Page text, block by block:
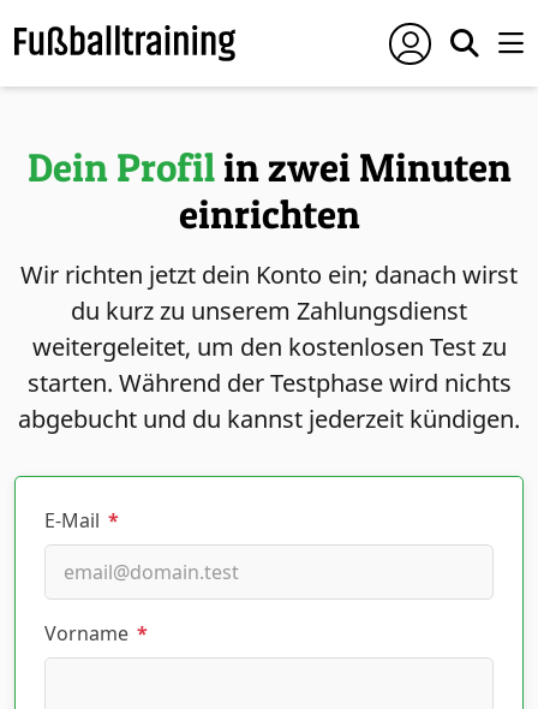
Dein Profilin zwei Minuten
einrichten
Wir richten jetzt dein Konto ein; danach wirst
du kurz zu unserem Zahlungsdienst
weitergeleitet, um den kostenlosen Test zu
starten. Während der Testphase wird nichts
abgebucht und du kannst jederzeit kündigen.
E-Mail *
Vorname *